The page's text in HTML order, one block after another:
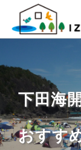
下田海
おすす